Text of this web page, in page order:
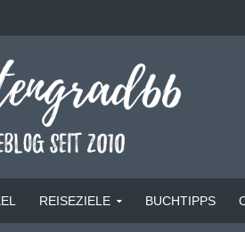
REISEZIELE BUCHTIPPS